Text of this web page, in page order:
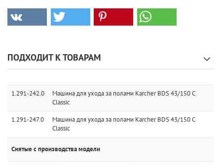
ПОДХОДИТ К ТОВАРАМ
1.291-242.0
Машина для ухода за полами Karcher BDS 43/150 C
Classic
1.291-247.0
Машина для ухода за полами Karcher BDS 43/150 C
Classic
Снятые с производства модели